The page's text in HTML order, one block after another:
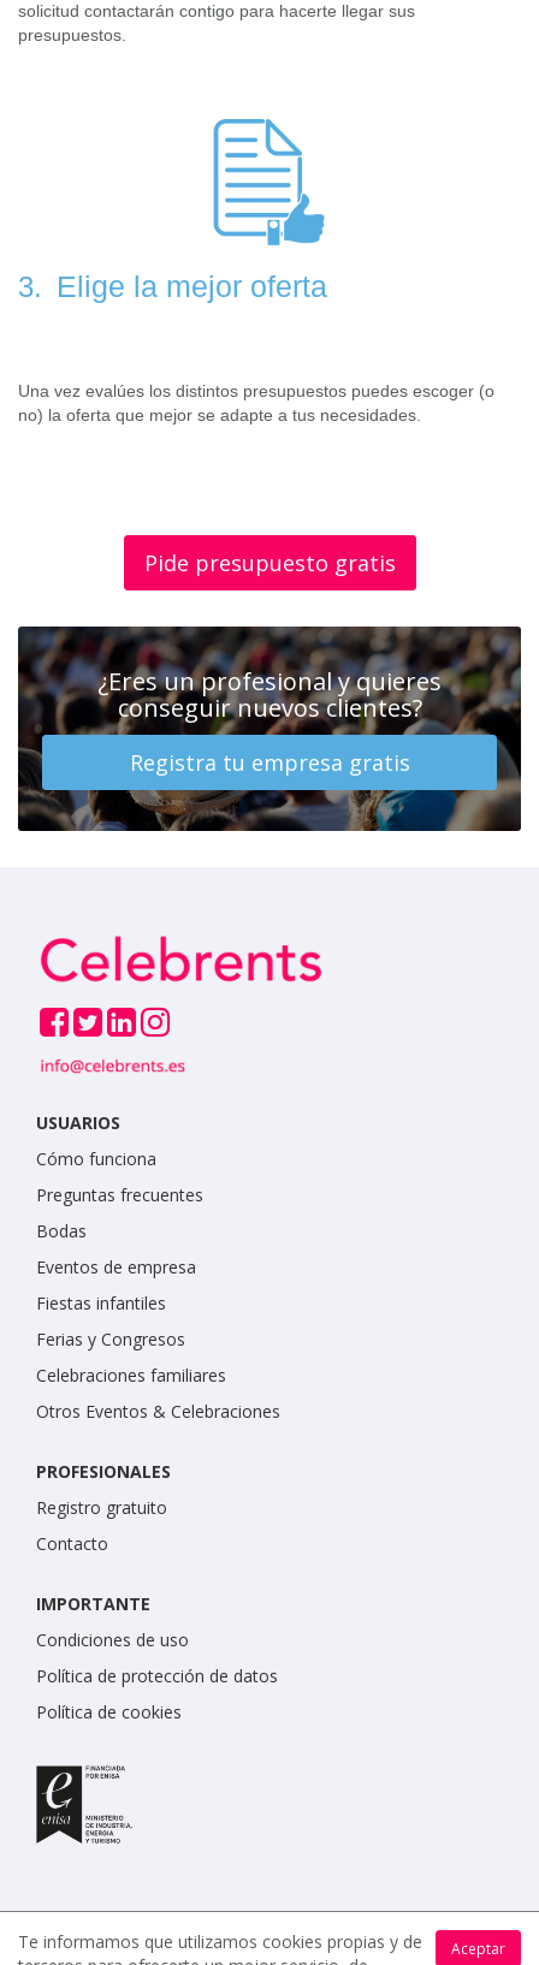
solicitud contactarán contigo para hacerte llegar sus
presupuestos.
3. Elige la mejor oferta
Una vez evalúes los distintos presupuestos puedes escoger (o
no) la oferta que mejor se adapte a tus necesidades.
Pide presupuesto gratis
¿Eres un profesional y quieres
conseguir nuevos clientes?
Registra tu empresa gratis
USUARIOS
Cómo funciona
Preguntas frecuentes
Bodas
Eventos de empresa
Fiestas infantiles
Ferias y Congresos
Celebraciones familiares
Otros Eventos & Celebraciones
PROFESIONALES
Registro gratuito
Contacto
IMPORTANTE
Condiciones de uso
Política de protección de datos
Política de cookies
Aceptar
Te informamos que utilizamos cookies propias y de